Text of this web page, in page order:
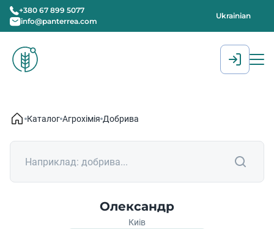
+380 67 899 5077
info@panterrea.com
Ukrainian
Каталог Агрохімія Добрива
Олександр
Киів